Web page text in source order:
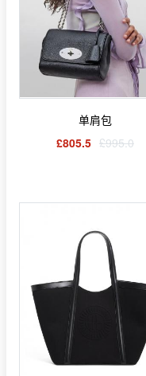
单肩包
£805.5 £995.0